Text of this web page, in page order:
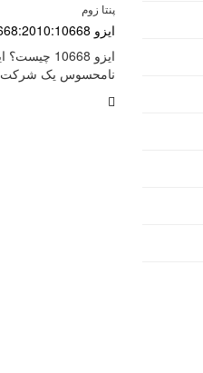
پنتا زوم
ایزو 10668:ISO 10668:2010 ایزو شرکت های تبلیغاتی
نامحسوس یک شرکت